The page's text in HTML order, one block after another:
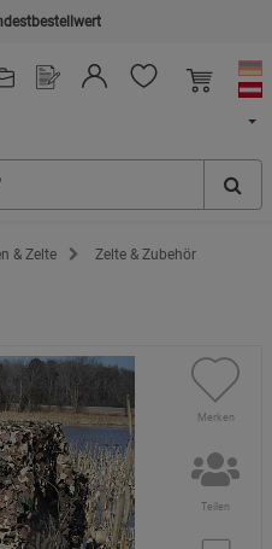
& Zelte
Zelte & Zubehör
Merken
Teilen